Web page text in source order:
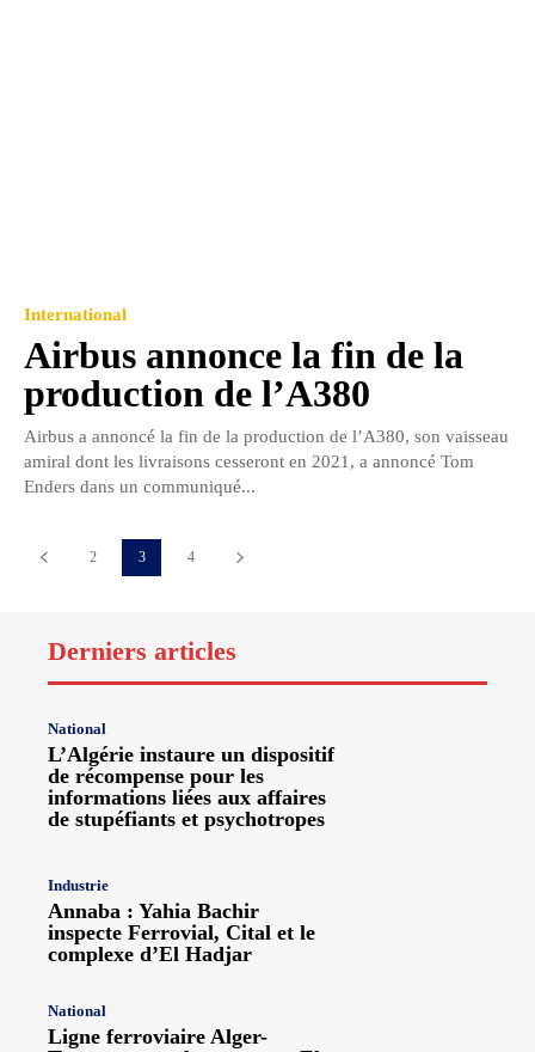
International
Airbus annonce la fin de la
production de l’A380
Airbus a annoncé la fin de la production de l’A380, son vaisseau
amiral dont les livraisons cesseront en 2021, a annoncé Tom
Enders dans un communiqué...
2 3 4
Derniers articles
National
L’Algérie instaure un dispositif
de récompense pour les
informations liées aux affaires
de stupéfiants et psychotropes
Industrie
Annaba : Yahia Bachir
inspecte Ferrovial, Cital et le
complexe d’El Hadjar
National
Ligne ferroviaire Alger-